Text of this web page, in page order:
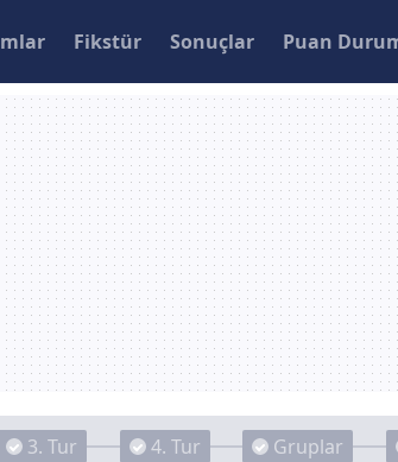
Fikstür Sonuçlar Puan
3. Tur 4. Tur Gruplar